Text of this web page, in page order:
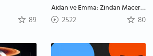
89
Aidan ve Emma: Zindan Macerası
2522 80